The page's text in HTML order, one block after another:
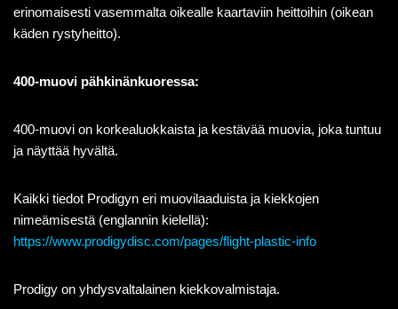
erinomaisesti vasemmalta oikealle kaartaviin heittoihin (oikean
käden rystyheitto).
400-muovi pähkinänkuoressa:
400-muovi on korkealuokkaista ja kestävää muovia, joka tuntuu
ja näyttää hyvältä.
Kaikki tiedot Prodigyn eri muovilaaduista ja kiekkojen
nimeämisestä (englannin kielellä):
https://www.prodigydisc.com/pages/flight-plastic-info
Prodigy on yhdysvaltalainen kiekkovalmistaja.